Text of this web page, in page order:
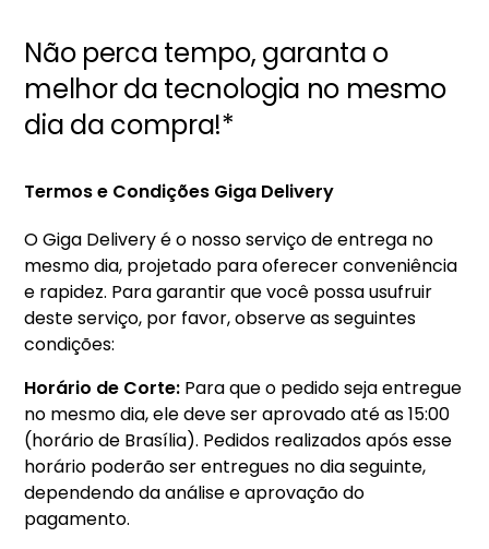
Não perca tempo, garanta o
melhor da tecnologia no mesmo
dia da compra!*
Termos e Condições Giga Delivery
O Giga Delivery é o nosso serviço de entrega no
mesmo dia, projetado para oferecer conveniência
e rapidez. Para garantir que você possa usufruir
deste serviço, por favor, observe as seguintes
condições:
Horário de Corte: Para que o pedido seja entregue
no mesmo dia, ele deve ser aprovado até as 15:00
(horário de Brasília). Pedidos realizados após esse
horário poderão ser entregues no dia seguinte,
dependendo da análise e aprovação do
pagamento.